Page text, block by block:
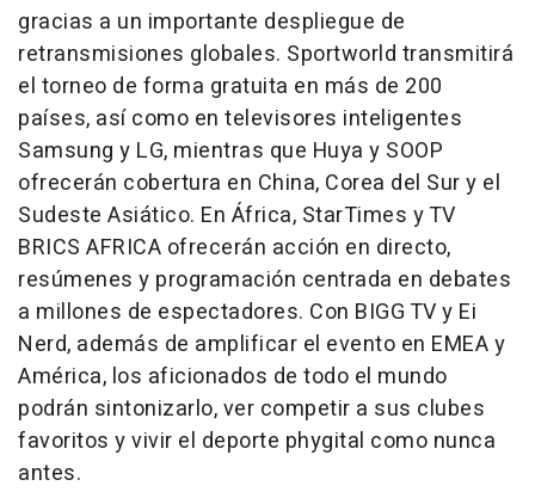
gracias a un importante despliegue de
retransmisiones globales. Sportworld transmitirá
el torneo de forma gratuita en más de 200
países, así como en televisores inteligentes
Samsung y LG, mientras que Huya y SOOP
ofrecerán cobertura en China, Corea del Sury el
Sudeste Asiático. En África, StarTimes y TV
BRICS AFRICA ofrecerán acción en directo,
resúmenes y programación centrada en debates
a millones de espectadores. Con BIGG TV y Ei
Nerd, además de amplificar el evento en EMEA y
América, los aficionados de todo el mundo
podrán sintonizarlo, ver competir a sus clubes
favoritos y vivir el deporte phygital como nunca
antes.